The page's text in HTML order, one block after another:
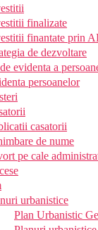
finalizate
finantate prin
de dezvoltare
evidenta a
persoanelor
casatorii
de nume
pe cale
urbanistice
Plan Urbanistic